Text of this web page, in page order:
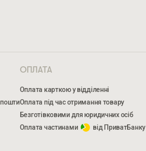
пошти
ОПЛАТА
Оплата карткою у відділенні
Оплата під час отримання товару
Безготівковими для юридичних осіб
Оплата частинами
від ПриватБанку